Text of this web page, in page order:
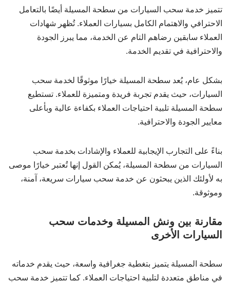
تتميز خدمة سحب السيارات من سطحة المسيلة أيضًا بالتعامل
الاحترافي والاهتمام الكامل بسيارات العملاء. تُظهر شهادات
العملاء سابقين رضاهم التام عن الخدمة، مما يبرز الجودة
والاحترافية في تقديم الخدمة.
بشكل عام، يُعد سطحة المسيلة خيارًا موثوقًا لخدمة سحب
السيارات، حيث يقدم تجربة فريدة ومتميزة للعملاء. تستطيع
سطحة المسيلة تلبية احتياجات العملاء بكفاءة عالية وبأعلى
معايير الجودة والاحترافية.
بناءً على التجارب الإيجابية للعملاء والإشادات بخدمة سحب
السيارات من سطحة المسيلة، يُمكن القول إنها تُعتبر خيارًا موصى
به لأولئك الذين يبحثون عن خدمة سحب سيارات سريعة، آمنة،
وموثوقة.
مقارنة بين ونش المسيلة وخدمات سحب
السيارات الأخرى
سطحة المسيلة يتميز بتغطية جغرافية واسعة، حيث يقدم خدماته
في مناطق متعددة لتلبية احتياجات العملاء. كما تتميز خدمة سحب